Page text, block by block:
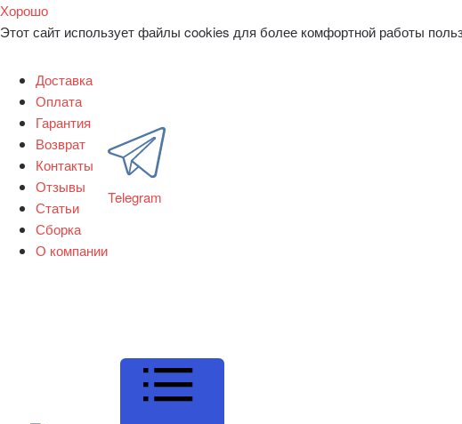
Хорошо
Этот сайт использует файлы cookies для более комфортной работы
Доставка
Оплата
Гарантия
Возврат
Контакты
Отзывы
Статьи
Сборка
О компании
Telegram